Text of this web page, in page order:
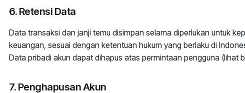
6. Retensi Data
Data transaksi dan janji temu disimpan selama diperlukan untuk
keuangan, sesuai dengan ketentuan hukum yang berlaku di
Data pribadi akun dapat dihapus atas permintaan pengguna (lihat
7. Penghapusan Akun